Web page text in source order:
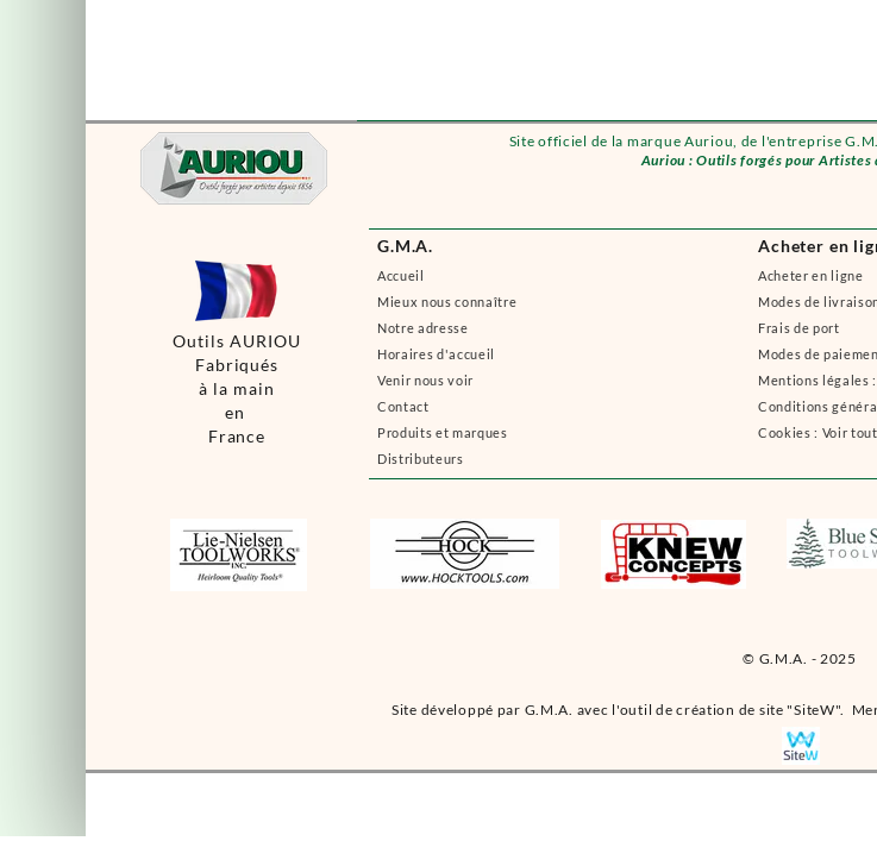
Site officiel de la marque Auriou, de l'entreprise
Auriou : Outils forgés pour Artistes
© G.M.A. - 2025
G.M.A.
Accueil
Mieux nous connaître
Notre adresse
Horaires d'accueil
Venir nous voir
Contact
Produits et marques
Distributeurs
Acheter en
Acheter en ligne
Modes de
Frais de port
Modes de
Mentions légales
Conditions
Cookies : Voir
Site développé par G.M.A. avec l'outil de création de site "SiteW".
Outils AURIOU
Fabriqués
à la main
en
France